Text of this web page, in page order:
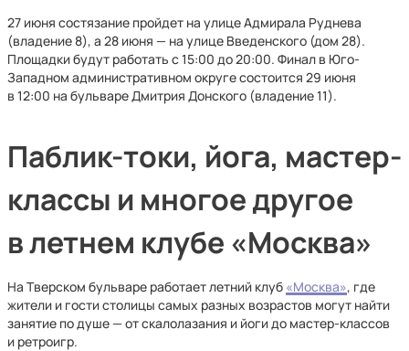
27 июня состязание пройдет на улице Адмирала Руднева
(владение 8), а 28 июня — на улице Введенского (дом 28).
Площадки будут работать с 15:00 до 20:00. Финал в Юго-
Западном административном округе состоится 29 июня
в 12:00 на бульваре Дмитрия Донского (владение 11).
Паблик-токи, йога, мастер-
классы и многое другое
в летнем клубе «Москва»
На Тверском бульваре работает летний клуб «Москва», где
жители и гости столицы самых разных возрастов могут найти
занятие по душе — от скалолазания и йоги до мастер-классов
и ретроигр.